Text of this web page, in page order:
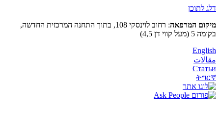
דלג לתוכן
מיקום המרפאה
: רחוב לוינסקי 108, בתוך התחנה המרכזית החדשה,
בקומה 5 (מעל קווי דן 4,5)
English
مقالات
Статьи
ትግርኛ